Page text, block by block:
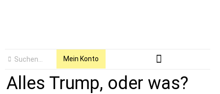
Mein Konto
Alles Trump, oder was?